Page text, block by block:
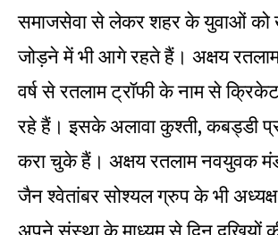
समाजसेवा से लेकर शहर के युवाओं
जोड़ने में भी आगे रहते हैं। अक्षय
वर्ष से रतलाम ट्रॉफी के नाम से
रहे हैं। इसके अलावा कुश्ती, कबड्डी
करा चुके हैं। अक्षय रतलाम नवयुवक
जैन श्वेतांबर सोश्यल ग्रुप के भी